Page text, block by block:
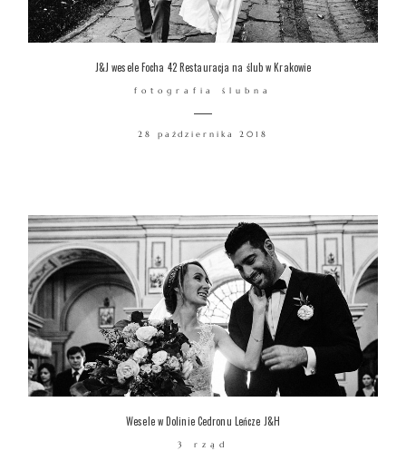
J&J wesele Focha 42 Restauracja na ślub w Krakowie
fotografia ślubna
28 października 2018
Wesele w Dolinie Cedronu Leńcze J&H
3 rząd
© COPYRIGHT ŁUKASZ OSTROWSKI